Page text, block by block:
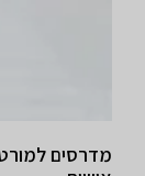
מדרסים